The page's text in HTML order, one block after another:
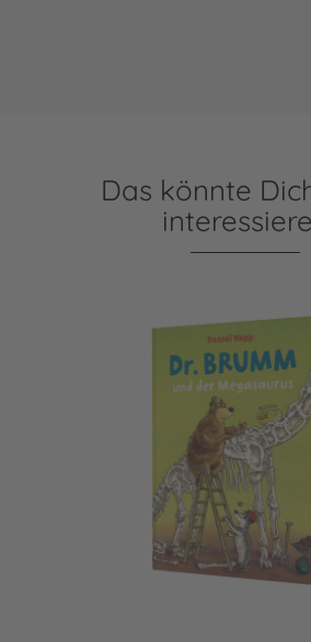
Das könnte
Dr. Brumm: Dr. Brumm und der